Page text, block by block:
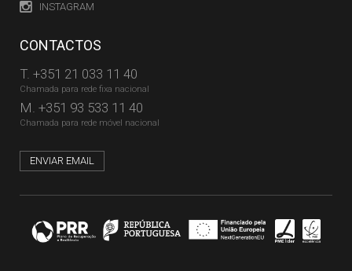
INSTAGRAM
CONTACTOS
T. +351 21 033 11 40
Chamada para rede fixa nacional
M. +351 93 533 11 40
Chamada para rede móvel nacional
ENVIAR EMAIL